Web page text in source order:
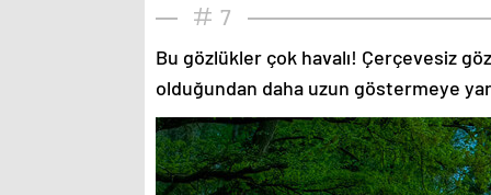
7
Bu gözlükler çok havalı! Çerçevesiz
olduğundan daha uzun göstermeye